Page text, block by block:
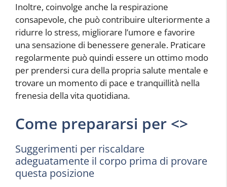
Inoltre, coinvolge anche la respirazione
consapevole, che può contribuire ulteriormente a
ridurre lo stress, migliorare l’umore e favorire
una sensazione di benessere generale. Praticare
regolarmente può quindi essere un ottimo modo
per prendersi cura della propria salute mentale e
trovare un momento di pace e tranquillità nella
frenesia della vita quotidiana.
Come prepararsi per <>
Suggerimenti per riscaldare
adeguatamente il corpo prima di provare
questa posizione